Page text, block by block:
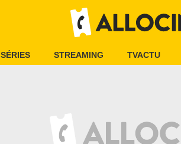
SÉRIES STREAMING TVACTU